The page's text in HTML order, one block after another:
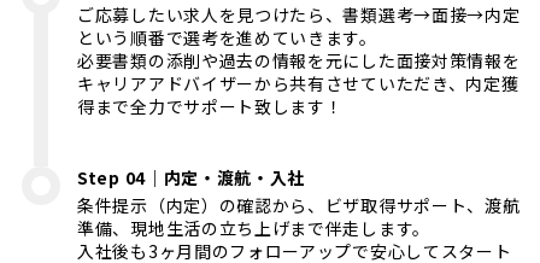
ご応募したい求人を見つけたら、書類選考→面接→内定
という順番で選考を進めていきます。
必要書類の添削や過去の情報を元にした面接対策情報を
キャリアアドバイザーから共有させていただき、内定獲
得まで全力でサポート致します！
Step 04｜内定・渡航・入社
条件提示（内定）の確認から、ビザ取得サポート、渡航
準備、現地生活の立ち上げまで伴走します。
入社後も3ヶ月間のフォローアップで安心してスタート